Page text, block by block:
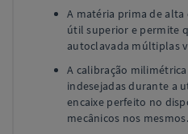
A matéria prima de
útil superior e permite
autoclavada múltiplas
A calibração
indesejadas durante a
encaixe perfeito no
mecânicos nos mesmos.